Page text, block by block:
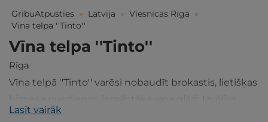
GribuAtpusties » Latvija » Viesnīcas Rīgā »
Vīna telpa ''Tinto''
Vīna telpa ''Tinto''
Rīga
Vīna telpā ''Tinto'' varēsi nobaudīt brokastis, lietišķas
biznesa pusdienas, iemīļotākā vīna glāzi. Izvēlies
piedāvājumu no GribuAtpusties.lv!
Lasīt vairāk